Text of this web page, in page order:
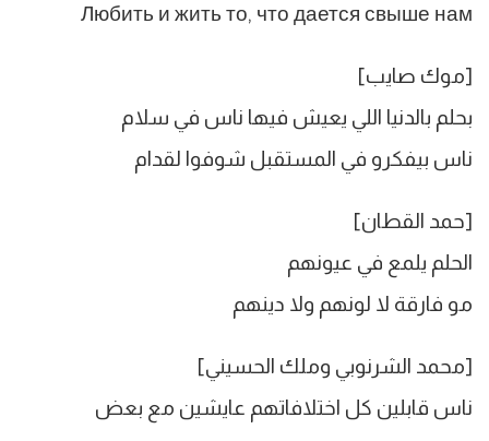
Любить и жить то, что дается свыше нам
[موك صايب]
بحلم بالدنيا اللي يعيش فيها ناس في سلام
ناس بيفكرو في المستقبل شوفوا لقدام
[حمد القطان]
الحلم يلمع في عيونهم
مو فارقة لا لونهم ولا دينهم
[محمد الشرنوبي وملك الحسيني]
ناس قابلين كل اختلافاتهم عايشين مع بعض